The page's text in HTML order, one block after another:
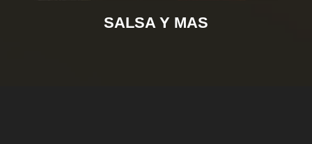
SALSA Y MAS